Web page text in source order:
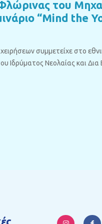
του
“Mind the
συμμετείχε στο
Ιδρύματος Νεολαίας και